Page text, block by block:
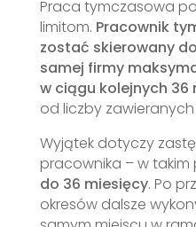
Praca tymczasowa
limitom. Pracownik
zostać skierowany
samej firmy
w ciągu kolejnych 36
od liczby
Wyjątek dotyczy
pracownika – w takim
do 36 miesięcy. Po
okresów dalsze